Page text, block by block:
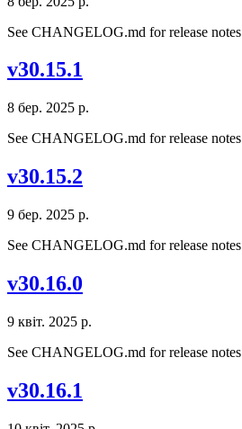
See CHANGELOG.md for release notes
v30.15.1
8 бер. 2025 р.
See CHANGELOG.md for release notes
v30.15.2
9 бер. 2025 р.
See CHANGELOG.md for release notes
v30.16.0
9 квіт. 2025 р.
See CHANGELOG.md for release notes
v30.16.1